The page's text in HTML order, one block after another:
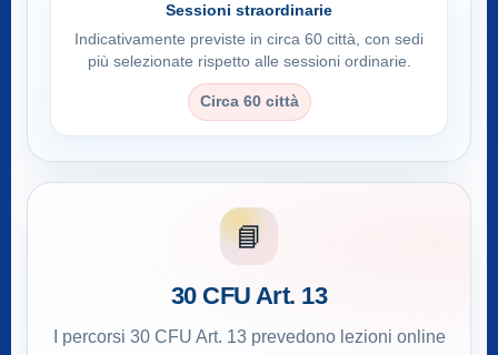
Sessioni straordinarie
Indicativamente previste in circa 60 città, con sedi
più selezionate rispetto alle sessioni ordinarie.
Circa 60 città
📘
30 CFU Art. 13
I percorsi 30 CFU Art. 13 prevedono lezioni online